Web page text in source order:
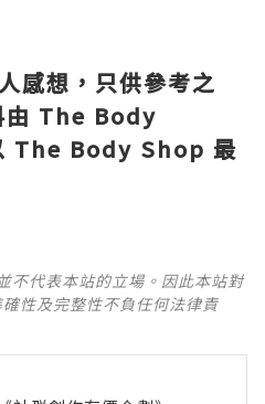
感想，只供參考之
The Body
The Body Shop 最
不代表本站的立場。因此本站對
性及完整性不負任何法律責